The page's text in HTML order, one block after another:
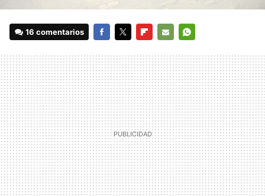
16 comentarios
MAIL